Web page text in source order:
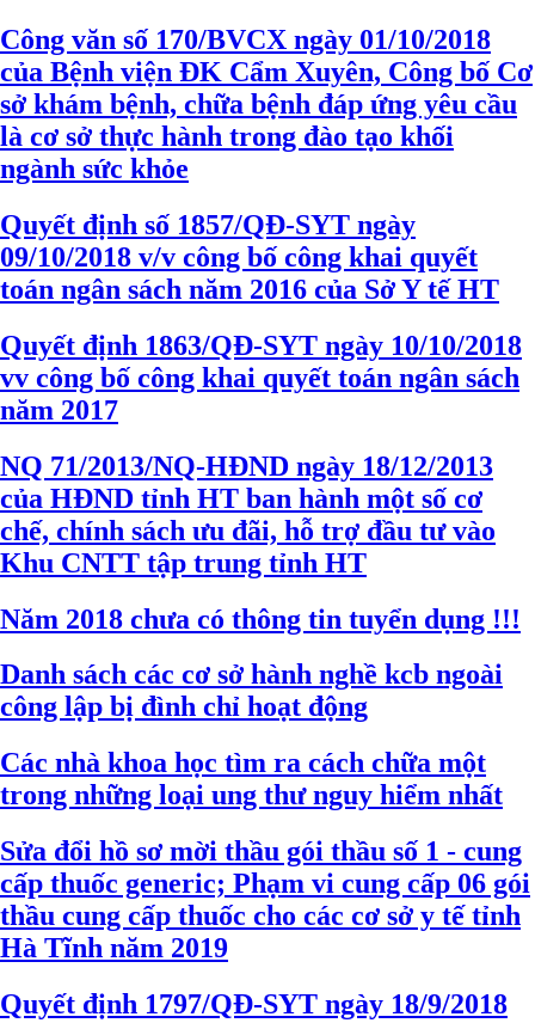
Công văn số 170/BVCX ngày 01/10/2018
của Bệnh viện ĐK Cẩm Xuyên, Công bố Cơ
sở khám bệnh, chữa bệnh đáp ứng yêu cầu
là cơ sở thực hành trong đào tạo khối
ngành sức khỏe
Quyết định số 1857/QĐ-SYT ngày
09/10/2018 v/v công bố công khai quyết
toán ngân sách năm 2016 của Sở Y tế HT
Quyết định 1863/QĐ-SYT ngày 10/10/2018
vv công bố công khai quyết toán ngân sách
năm 2017
NQ 71/2013/NQ-HĐND ngày 18/12/2013
của HĐND tỉnh HT ban hành một số cơ
chế, chính sách ưu đãi, hỗ trợ đầu tư vào
Khu CNTT tập trung tỉnh HT
Năm 2018 chưa có thông tin tuyển dụng !!!
Danh sách các cơ sở hành nghề kcb ngoài
công lập bị đình chỉ hoạt động
Các nhà khoa học tìm ra cách chữa một
trong những loại ung thư nguy hiểm nhất
Sửa đổi hồ sơ mời thầu gói thầu số 1 - cung
cấp thuốc generic; Phạm vi cung cấp 06 gói
thầu cung cấp thuốc cho các cơ sở y tế tỉnh
Hà Tĩnh năm 2019
Quyết định 1797/QĐ-SYT ngày 18/9/2018